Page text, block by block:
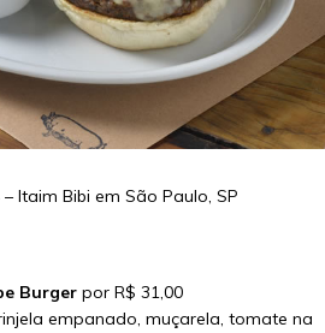
Itaim Bibi em São Paulo, SP
Burger por R$ 31,00
empanado, muçarela, tomate na